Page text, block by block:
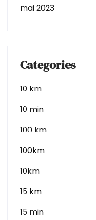
mai 2023
Categories
10 km
10 min
100 km
100km
10km
15 km
15 min